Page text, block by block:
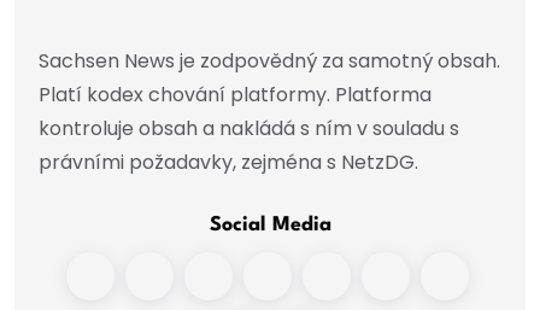
Sachsen News je zodpovědný za samotný obsah.
Platí kodex chování platformy. Platforma
kontroluje obsah a nakládá s ním v souladu s
právními požadavky, zejména s NetzDG.
Social Media